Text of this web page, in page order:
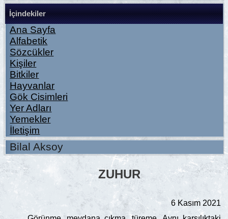
İçindekiler
Ana Sayfa
Alfabetik
Sözcükler
Kişiler
Bitkiler
Hayvanlar
Gök Cisimleri
Yer Adları
Yemekler
İletişim
Bilal Aksoy
ZUHUR
6 Kasım 2021